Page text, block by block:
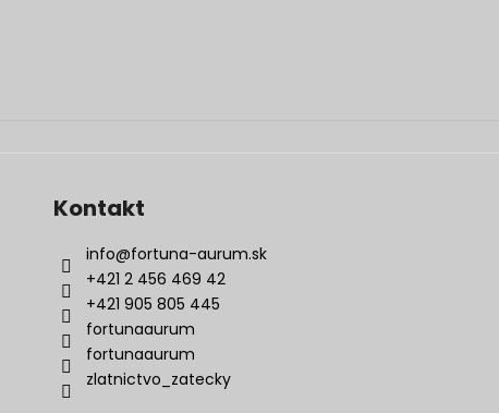
Kontakt
info@fortuna-aurum.sk
+421 2 456 469 42
+421 905 805 445
fortunaaurum
fortunaaurum
zlatnictvo_zatecky